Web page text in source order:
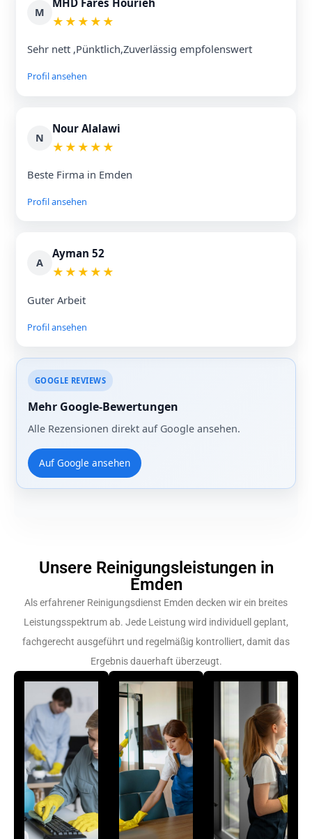
M
★ ★ ★ ★ ★
Sehr nett ,Pünktlich,Zuverlässig empfolenswert
Profil ansehen
N
Nour Alalawi
★ ★ ★ ★ ★
Beste Firma in Emden
Profil ansehen
A
Ayman 52
★ ★ ★ ★ ★
Guter Arbeit
Profil ansehen
GOOGLE REVIEWS
Mehr Google-Bewertungen
Alle Rezensionen direkt auf Google ansehen.
Auf Google ansehen
Unsere Reinigungsleistungen in
Emden
Als erfahrener Reinigungsdienst Emden decken wir ein breites
Leistungsspektrum ab. Jede Leistung wird individuell geplant,
fachgerecht ausgeführt und regelmäßig kontrolliert, damit das
Ergebnis dauerhaft überzeugt.